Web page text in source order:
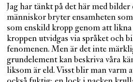
Nyhetsbrev
Kontakt
Sök
Jag har tänkt på det här med
människor bryter ensamheten
som enskild kropp genom att likna
kroppen utvidgas via språket och
fenomenen. Men är det inte
grundelement kan beskriva våra
liksom är eld. Visst blir man varm